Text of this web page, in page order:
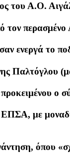
του Α.Ο.
περασμένο
ενεργά το
Παλτόγλου
ο
με
όπου